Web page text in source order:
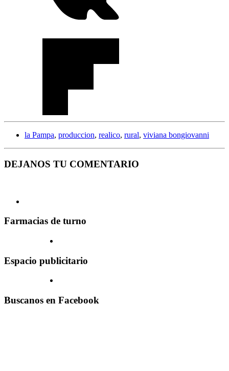
la Pampa, produccion, realico, rural, viviana bongiovanni
DEJANOS TU COMENTARIO
Farmacias de turno
Espacio publicitario
Buscanos en Facebook